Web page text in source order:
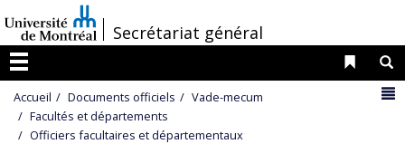
au
contenu
/
Secrétariat général
Menu
Liens
Accueil Documents officiels
Vade-mecum
Facultés et départements
Officiers facultaires et départementaux